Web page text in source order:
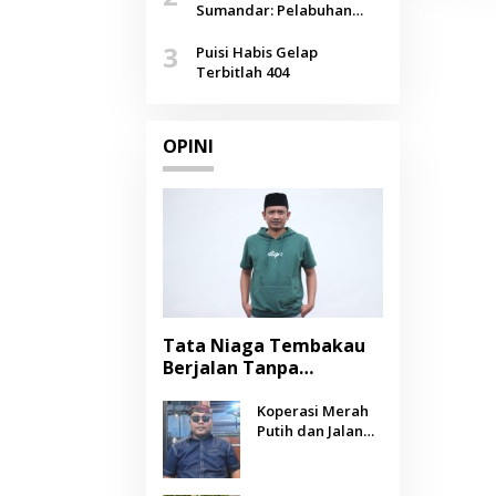
Agustus
Sumandar: Pelabuhan
Selendang Benang Merah
Lombang
3
Puisi Habis Gelap
Terbitlah 404
OPINI
Tata Niaga Tembakau
Berjalan Tanpa
Negara Berpihak
kepada Petani?
Koperasi Merah
Putih dan Jalan